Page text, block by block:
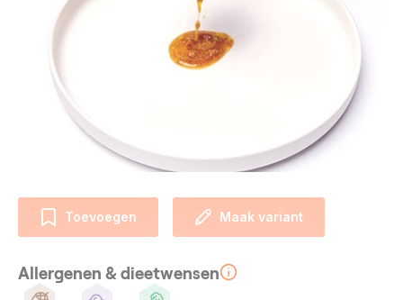
Toevoegen Maak variant
Allergenen & dieetwensen